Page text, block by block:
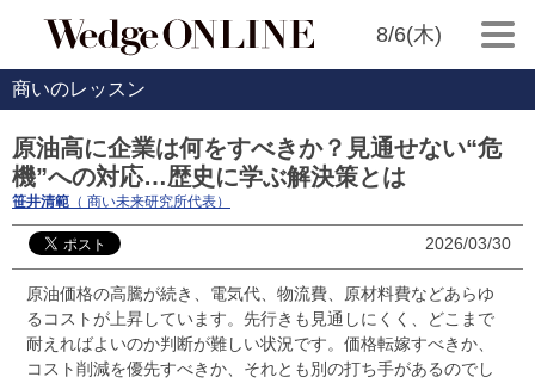
8/6(木)
商いのレッスン
原油高に企業は何をすべきか？見通せない“危
機”への対応…歴史に学ぶ解決策とは
笹井清範 （ 商い未来研究所代表）
2026/03/30
原油価格の高騰が続き、電気代、物流費、原材料費などあらゆ
るコストが上昇しています。先行きも見通しにくく、どこまで
耐えればよいのか判断が難しい状況です。価格転嫁すべきか、
コスト削減を優先すべきか、それとも別の打ち手があるのでし